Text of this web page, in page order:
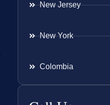
New Jersey
New York
Colombia